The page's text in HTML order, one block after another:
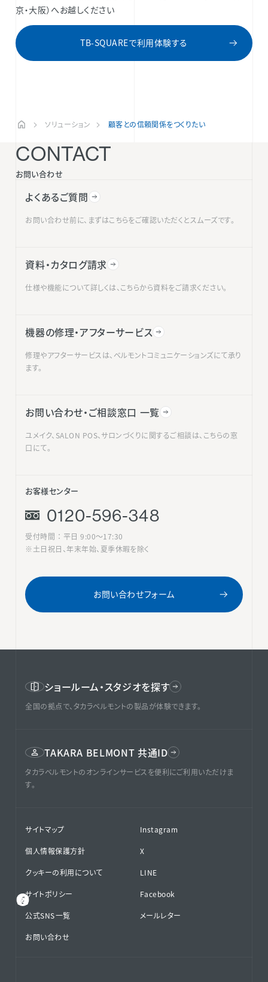
京・大阪）へお越しください
TB-SQUAREで利用体験する
ソリューション 顧客との信頼関係をつくりたい
CONTACT
お問い合わせ
よくあるご質問
お問い合わせ前に、まずはこちらをご確認いただくとスムーズです。
資料・カタログ請求
仕様や機能について詳しくは、こちらから資料をご請求ください。
機器の修理・アフターサービス
修理やアフターサービスは、ベルモントコミュニケーションズにて承り
ます。
お問い合わせ・ご相談窓口 一覧
ユメイク、SALON POS、サロンづくりに関するご相談は、こちらの窓
口にて。
お客様センター
0120-596-348
受付時間 ： 平日 9:00〜17:30
※土日祝日、年末年始、夏季休暇を除く
お問い合わせフォーム
ショールーム・スタジオを探す
全国の拠点で、タカラベルモントの製品が体験できます。
TAKARA BELMONT 共通ID
タカラベルモントのオンラインサービスを便利にご利用いただけま
す。
サイトマップ
個人情報保護方針
クッキーの利用について
サイトポリシー
公式SNS⁨⁩一覧
お問い合わせ
Instagram
X
LINE
Facebook
メールレター